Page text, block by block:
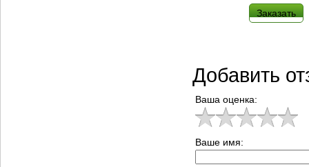
Заказать
Добавить
Ваша оценка:
Ваше имя: